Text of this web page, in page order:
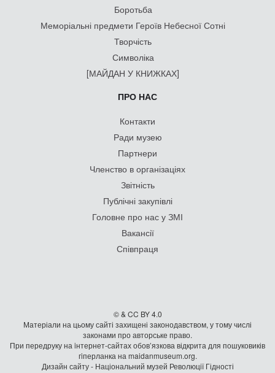
Боротьба
Меморіальні предмети Героїв Небесної Сотні
Творчість
Символіка
[МАЙДАН У КНИЖКАХ]
ПРО НАС
Контакти
Ради музею
Партнери
Членство в організаціях
Звітність
Публічні закупівлі
Головне про нас у ЗМІ
Вакансії
Співпраця
© & CC BY 4.0
Матеріали на цьому сайті захищені законодавством, у тому числі
законами про авторське право.
При передруку на iнтернет-сайтах обов’язкова відкрита для пошуковиків
гiперланка на maidanmuseum.org.
Дизайн сайту - Національний музей Революції Гідності